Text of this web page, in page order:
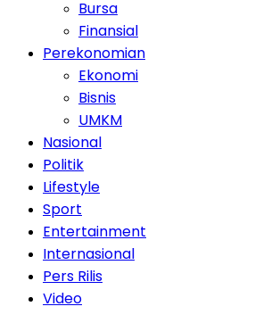
Bursa
Finansial
Perekonomian
Ekonomi
Bisnis
UMKM
Nasional
Politik
Lifestyle
Sport
Entertainment
Internasional
Pers Rilis
Video